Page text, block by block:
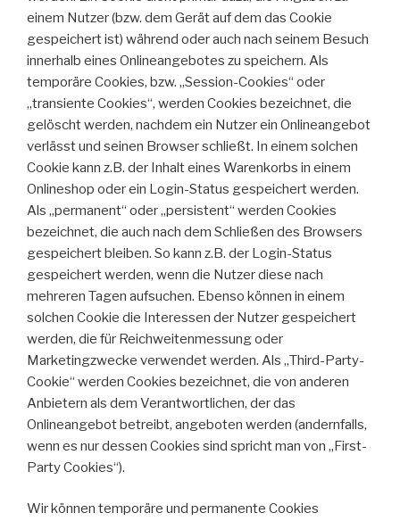
einem Nutzer (bzw. dem Gerät auf dem das Cookie
gespeichert ist) während oder auch nach seinem Besuch
innerhalb eines Onlineangebotes zu speichern. Als
temporäre Cookies, bzw. „Session-Cookies“ oder
„transiente Cookies“, werden Cookies bezeichnet, die
gelöscht werden, nachdem ein Nutzer ein Onlineangebot
verlässt und seinen Browser schließt. In einem solchen
Cookie kann z.B. der Inhalt eines Warenkorbs in einem
Onlineshop oder ein Login-Status gespeichert werden.
Als „permanent“ oder „persistent“ werden Cookies
bezeichnet, die auch nach dem Schließen des Browsers
gespeichert bleiben. So kann z.B. der Login-Status
gespeichert werden, wenn die Nutzer diese nach
mehreren Tagen aufsuchen. Ebenso können in einem
solchen Cookie die Interessen der Nutzer gespeichert
werden, die für Reichweitenmessung oder
Marketingzwecke verwendet werden. Als „Third-Party-
Cookie“ werden Cookies bezeichnet, die von anderen
Anbietern als dem Verantwortlichen, der das
Onlineangebot betreibt, angeboten werden (andernfalls,
wenn es nur dessen Cookies sind spricht man von „First-
Party Cookies“).
Wir können temporäre und permanente Cookies